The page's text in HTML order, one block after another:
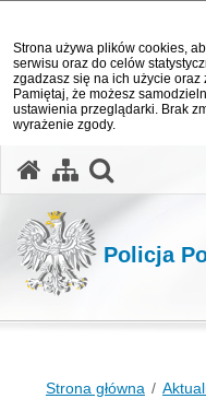
Strona używa plików cookies,
serwisu oraz do celów
zgadzasz się na ich użycie
Pamiętaj, że możesz
ustawienia przeglądarki. Brak
wyrażenie zgody.
Policja
Strona główna